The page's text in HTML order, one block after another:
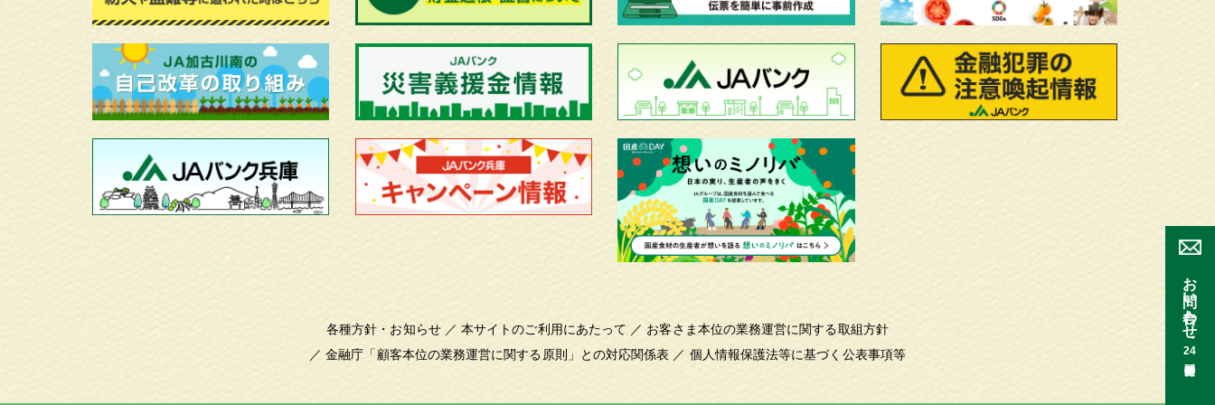
お問い合わせ
24
各種方針・お知らせ ／本サイトのご利用にあたって ／ お客さま本位の業務運営に関する取組方針
／金融庁「顧客本位の業務運営に関する原則」との対応関係表 ／ 個人情報保護法等に基づく公表事項等